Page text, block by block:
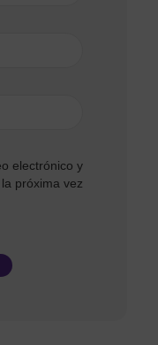
electrónico y
próxima vez